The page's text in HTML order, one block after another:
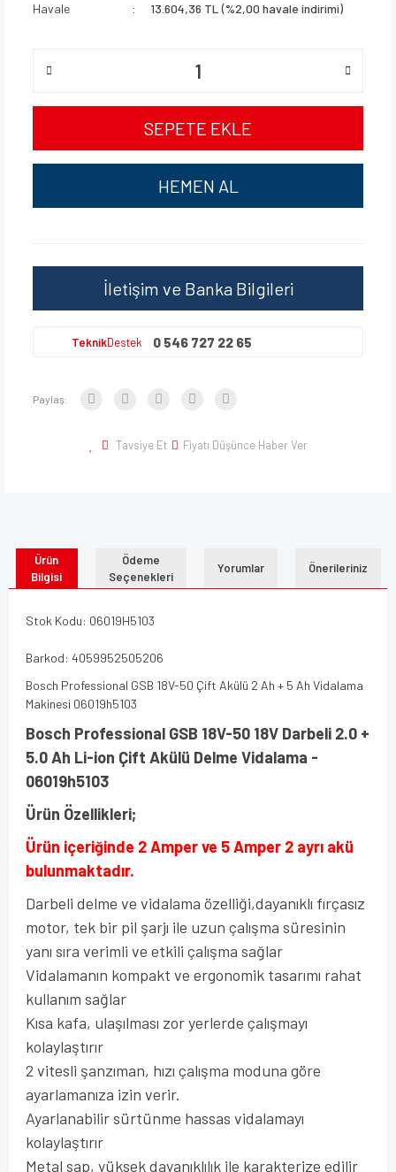
Havale
13.604,36 TL (%2,00 havale indirimi)
SEPETE EKLE
HEMEN AL
İletişim ve Banka Bilgileri
TeknikDestek 0 546 727 22 65
Paylaş:
Tavsiye Et Fiyatı Düşünce Haber Ver
Ürün
Bilgisi
Ödeme
Seçenekleri
Yorumlar Önerileriniz
Stok Kodu: 06019H5103
Barkod: 4059952505206
Bosch Professional GSB 18V-50 Çift Akülü 2 Ah + 5 Ah Vidalama
Makinesi 06019h5103
Bosch Professional GSB 18V-50 18V Darbeli 2.0 +
5.0 Ah Li-ion Çift Akülü Delme Vidalama -
06019h5103
Ürün Özellikleri;
Ürün içeriğinde 2 Amper ve 5 Amper 2 ayrı akü
bulunmaktadır.
Darbeli delme ve vidalama özelliği,dayanıklı fırçasız
motor, tek bir pil şarjı ile uzun çalışma süresinin
yanı sıra verimli ve etkili çalışma sağlar
Vidalamanın kompakt ve ergonomik tasarımı rahat
kullanım sağlar
Kısa kafa, ulaşılması zor yerlerde çalışmayı
kolaylaştırır
2 vitesli şanzıman, hızı çalışma moduna göre
ayarlamanıza izin verir.
Ayarlanabilir sürtünme hassas vidalamayı
kolaylaştırır
Metal sap, yüksek dayanıklılık ile karakterize edilir